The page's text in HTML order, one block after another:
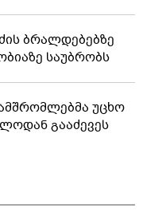
ბრალდებებზე
საუბრობს
უცხო
გააძევეს